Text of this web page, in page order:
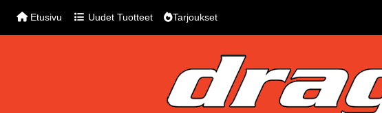
Etusivu Uudet Tuotteet Tarjoukset